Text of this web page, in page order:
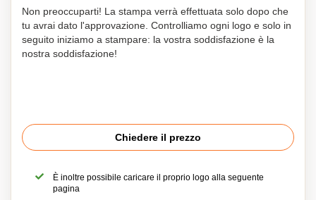
Non preoccuparti! La stampa verrà effettuata solo dopo che
tu avrai dato l'approvazione. Controlliamo ogni logo e solo in
seguito iniziamo a stampare: la vostra soddisfazione è la
nostra soddisfazione!
Chiedere il prezzo
È inoltre possibile caricare il proprio logo alla seguente
pagina